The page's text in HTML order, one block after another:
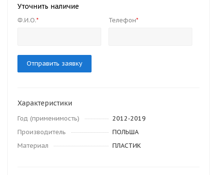
Уточнить наличие
Ф.И.О.* Телефон*
Отправить заявку
Характеристики
Год (применимость)
2012-2019
Производитель
ПОЛЬША
Материал
ПЛАСТИК